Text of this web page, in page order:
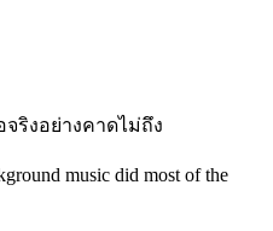
จริงอย่างคาดไม่ถึง
music did most of the